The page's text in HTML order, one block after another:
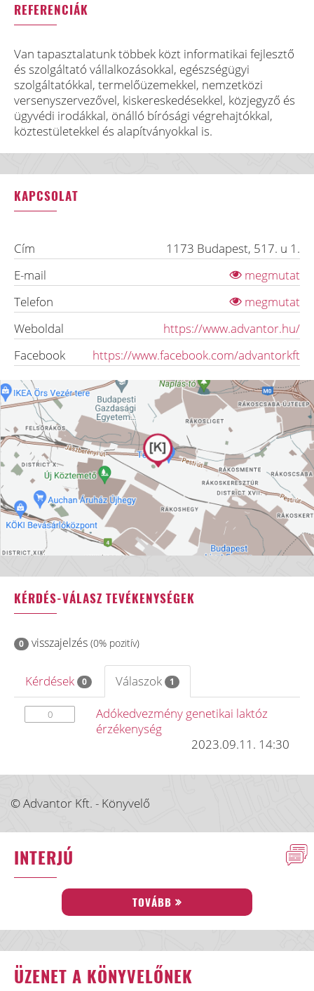
REFERENCIÁK
Van tapasztalatunk többek közt informatikai fejlesztő
és szolgáltató vállalkozásokkal, egészségügyi
szolgáltatókkal, termelőüzemekkel, nemzetközi
versenyszervezővel, kiskereskedésekkel, közjegyző és
ügyvédi irodákkal, önálló bírósági végrehajtókkal,
köztestületekkel és alapítványokkal is.
KAPCSOLAT
Cím 1173 Budapest, 517. u 1.
E-mail
megmutat
Telefon
megmutat
Weboldal
https://www.advantor.hu/
Facebook
https://www.facebook.com/advantorkft
KÉRDÉS-VÁLASZ TEVÉKENYSÉGEK
0 visszajelzés (0% pozitív)
Kérdések 0 Válaszok 1
0
Adókedvezmény genetikai laktóz
érzékenység
2023.09.11. 14:30
© Advantor Kft. - Könyvelő
INTERJÚ
TOVÁBB
ÜZENET A KÖNYVELŐNEK